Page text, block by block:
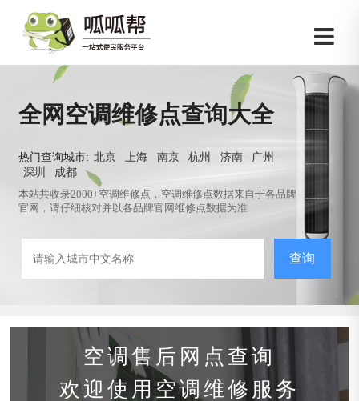
全网空调维修点查询大全
热门查询城市: 北京 上海 南京 杭州 济南
广州
深圳
成都
本站共收录2000+空调维修点，空调维修点数据来自于各品牌
官网，请仔细核对并以各品牌官网维修点数据为准
查询
空调售后网点查询
欢迎使用空调维修服务